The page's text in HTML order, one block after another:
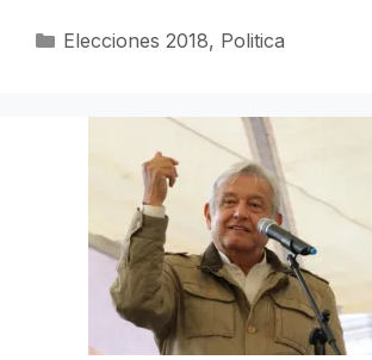
Categorías
Elecciones 2018, Politica